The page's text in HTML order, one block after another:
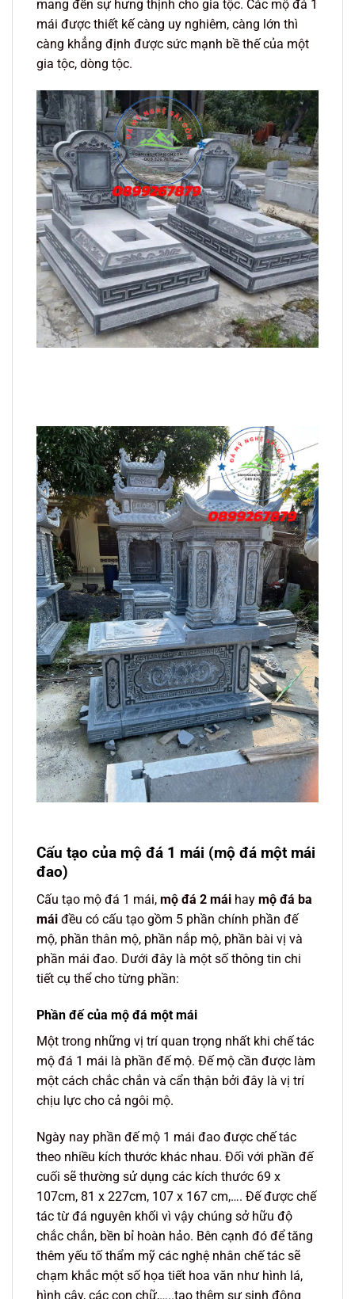
mang đến sự hưng thịnh cho gia tộc. Các mộ đá 1
mái được thiết kế càng uy nghiêm, càng lớn thì
càng khẳng định được sức mạnh bề thế của một
gia tộc, dòng tộc.
Cấu tạo của mộ đá 1 mái (mộ đá một mái
đao)
Cấu tạo mộ đá 1 mái, mộ đá 2 mái hay mộ đá ba
mái đều có cấu tạo gồm 5 phần chính phần đế
mộ, phần thân mộ, phần nắp mộ, phần bài vị và
phần mái đao. Dưới đây là một số thông tin chi
tiết cụ thể cho từng phần:
Phần đế của mộ đá một mái
Một trong những vị trí quan trọng nhất khi chế tác
mộ đá 1 mái là phần đế mộ. Đế mộ cần được làm
một cách chắc chắn và cẩn thận bởi đây là vị trí
chịu lực cho cả ngôi mộ.
Ngày nay phần đế mộ 1 mái đao được chế tác
theo nhiều kích thước khác nhau. Đối với phần đế
cuối sẽ thường sử dụng các kích thước 69 x
107cm, 81 x 227cm, 107 x 167 cm,…. Đế được chế
tác từ đá nguyên khối vì vậy chúng sở hữu độ
chắc chắn, bền bỉ hoàn hảo. Bên cạnh đó để tăng
thêm yếu tố thẩm mỹ các nghệ nhân chế tác sẽ
chạm khắc một số họa tiết hoa văn như hình lá,
hình cây, các con chữ,…..tạo thêm sự sinh động